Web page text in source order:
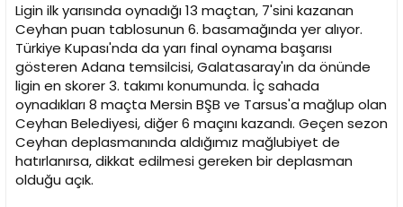
Ligin ilk yarısında oynadığı 13 maçtan, 7'sini kazanan
Ceyhan puan tablosunun 6. basamağında yer alıyor.
Türkiye Kupası'nda da yarı final oynama başarısı
gösteren Adana temsilcisi, Galatasaray'ın da önünde
ligin en skorer 3. takımı konumunda. İç sahada
oynadıkları 8 maçta Mersin BŞB ve Tarsus'a mağlup olan
Ceyhan Belediyesi, diğer 6 maçını kazandı. Geçen sezon
Ceyhan deplasmanında aldığımız mağlubiyet de
hatırlanırsa, dikkat edilmesi gereken bir deplasman
olduğu açık.